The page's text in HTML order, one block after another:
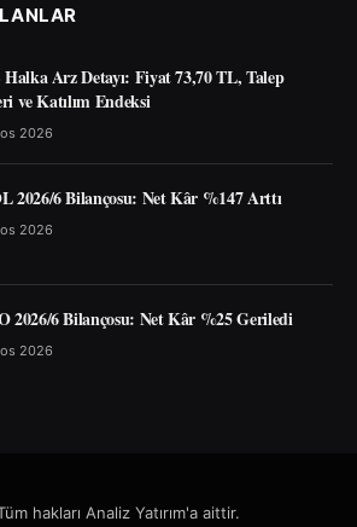
Arz Detayı: Fiyat 73,70 TL, Talep
ve Katılım Endeksi
2026
2026/6 Bilançosu: Net Kâr %147 Arttı
2026
2026/6 Bilançosu: Net Kâr %25 Geriledi
2026
hakları Analiz Yatırım'a aittir.